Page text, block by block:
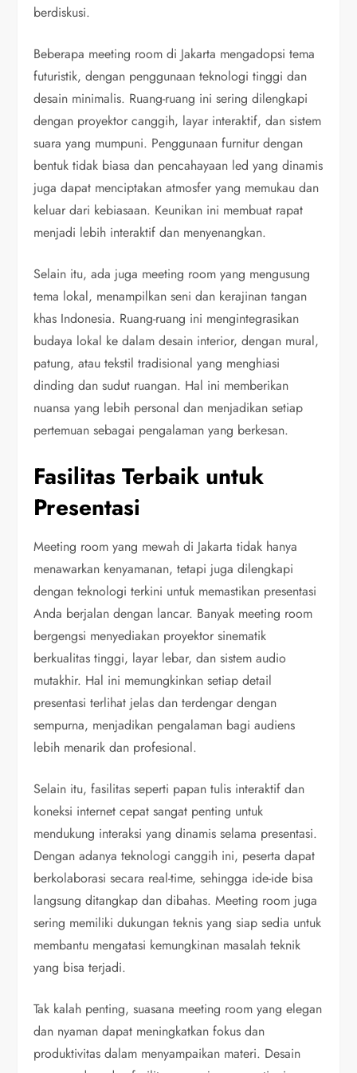
berdiskusi.
Beberapa meeting room di Jakarta mengadopsi tema
futuristik, dengan penggunaan teknologi tinggi dan
desain minimalis. Ruang-ruang ini sering dilengkapi
dengan proyektor canggih, layar interaktif, dan sistem
suara yang mumpuni. Penggunaan furnitur dengan
bentuk tidak biasa dan pencahayaan led yang dinamis
juga dapat menciptakan atmosfer yang memukau dan
keluar dari kebiasaan. Keunikan ini membuat rapat
menjadi lebih interaktif dan menyenangkan.
Selain itu, ada juga meeting room yang mengusung
tema lokal, menampilkan seni dan kerajinan tangan
khas Indonesia. Ruang-ruang ini mengintegrasikan
budaya lokal ke dalam desain interior, dengan mural,
patung, atau tekstil tradisional yang menghiasi
dinding dan sudut ruangan. Hal ini memberikan
nuansa yang lebih personal dan menjadikan setiap
pertemuan sebagai pengalaman yang berkesan.
Fasilitas Terbaik untuk
Presentasi
Meeting room yang mewah di Jakarta tidak hanya
menawarkan kenyamanan, tetapi juga dilengkapi
dengan teknologi terkini untuk memastikan presentasi
Anda berjalan dengan lancar. Banyak meeting room
bergengsi menyediakan proyektor sinematik
berkualitas tinggi, layar lebar, dan sistem audio
mutakhir. Hal ini memungkinkan setiap detail
presentasi terlihat jelas dan terdengar dengan
sempurna, menjadikan pengalaman bagi audiens
lebih menarik dan profesional.
Selain itu, fasilitas seperti papan tulis interaktif dan
koneksi internet cepat sangat penting untuk
mendukung interaksi yang dinamis selama presentasi.
Dengan adanya teknologi canggih ini, peserta dapat
berkolaborasi secara real-time, sehingga ide-ide bisa
langsung ditangkap dan dibahas. Meeting room juga
sering memiliki dukungan teknis yang siap sedia untuk
membantu mengatasi kemungkinan masalah teknik
yang bisa terjadi.
Tak kalah penting, suasana meeting room yang elegan
dan nyaman dapat meningkatkan fokus dan
produktivitas dalam menyampaikan materi. Desain